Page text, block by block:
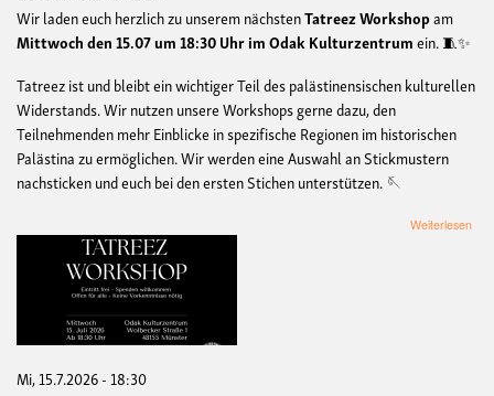
Wir laden euch herzlich zu unserem nächstenTatreez Workshopam
Mittwoch den 15.07 um 18:30 Uhr im Odak Kulturzentrumein. 🧵✨
Tatreez ist und bleibt ein wichtiger Teil des palästinensischen kulturellen
Widerstands. Wir nutzen unsere Workshops gerne dazu, den
Teilnehmenden mehr Einblicke in spezifische Regionen im historischen
Palästina zu ermöglichen. Wir werden eine Auswahl an Stickmustern
nachsticken und euch bei den ersten Stichen unterstützen. 🪡
Weiterlesen
Mi, 15.7.2026 - 18:30